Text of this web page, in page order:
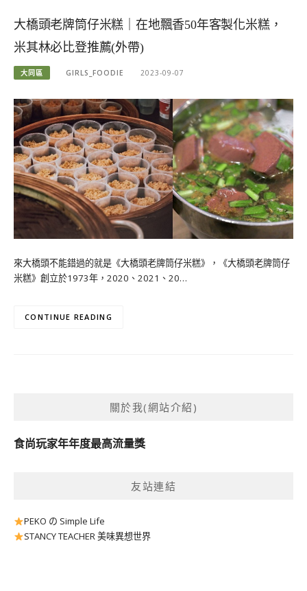
大橋頭老牌筒仔米糕｜在地飄香50年客製化米糕，
米其林必比登推薦(外帶)
大同區 GIRLS_FOODIE 2023-09-07
來大橋頭不能錯過的就是《大橋頭老牌筒仔米糕》，《大橋頭老牌筒仔
米糕》創立於1973年，2020、2021、20…
CONTINUE READING
關於我(網站介紹)
食尚玩家年年度最高流量獎
友站連結
PEKO の Simple Life
STANCY TEACHER 美味異想世界